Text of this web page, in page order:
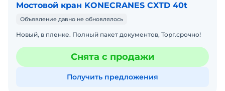
Мостовой кран KONECRANES CXTD 40t
Объявление давно не обновлялось
Новый, в пленке. Полный пакет документов, Торг.срочно!
Снята с продажи
Получить предложения